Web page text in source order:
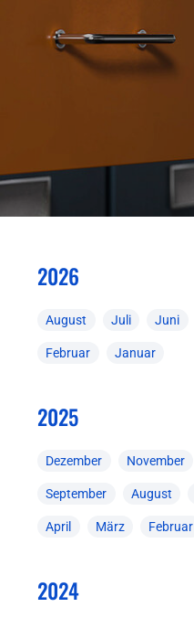
2026
August Juli Juni
Februar Januar
2025
Dezember November
September August
April März Februar
2024